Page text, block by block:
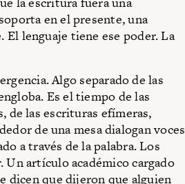
en el presente, una
lenguaje tiene ese poder. La
Algo separado de las
Es el tiempo de las
de las escrituras efímeras,
de una mesa dialogan voces
a través de la palabra. Los
artículo académico cargado
dicen que dijeron que alguien